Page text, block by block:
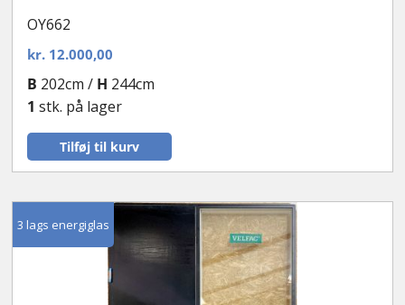
OY662
kr.12.000,00
Tilføj til kurv
B 202cm / H 244cm
1 stk. på lager
3 lags energiglas